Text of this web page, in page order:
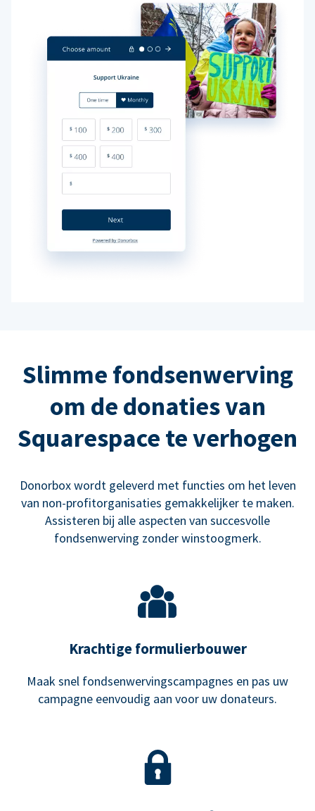
Slimme fondsenwerving
om de donaties van
Squarespace te verhogen
Donorbox wordt geleverd met functies om het leven
van non-profitorganisaties gemakkelijker te maken.
Assisteren bij alle aspecten van succesvolle
fondsenwerving zonder winstoogmerk.
Krachtige formulierbouwer
Maak snel fondsenwervingscampagnes en pas uw
campagne eenvoudig aan voor uw donateurs.